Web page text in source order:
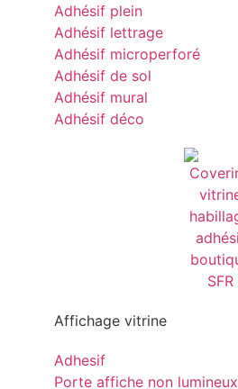
Adhésif plein
Adhésif lettrage
Adhésif microperforé
Adhésif de sol
Adhésif mural
Adhésif déco
Affichage vitrine
Adhesif
Porte affiche non lumineux